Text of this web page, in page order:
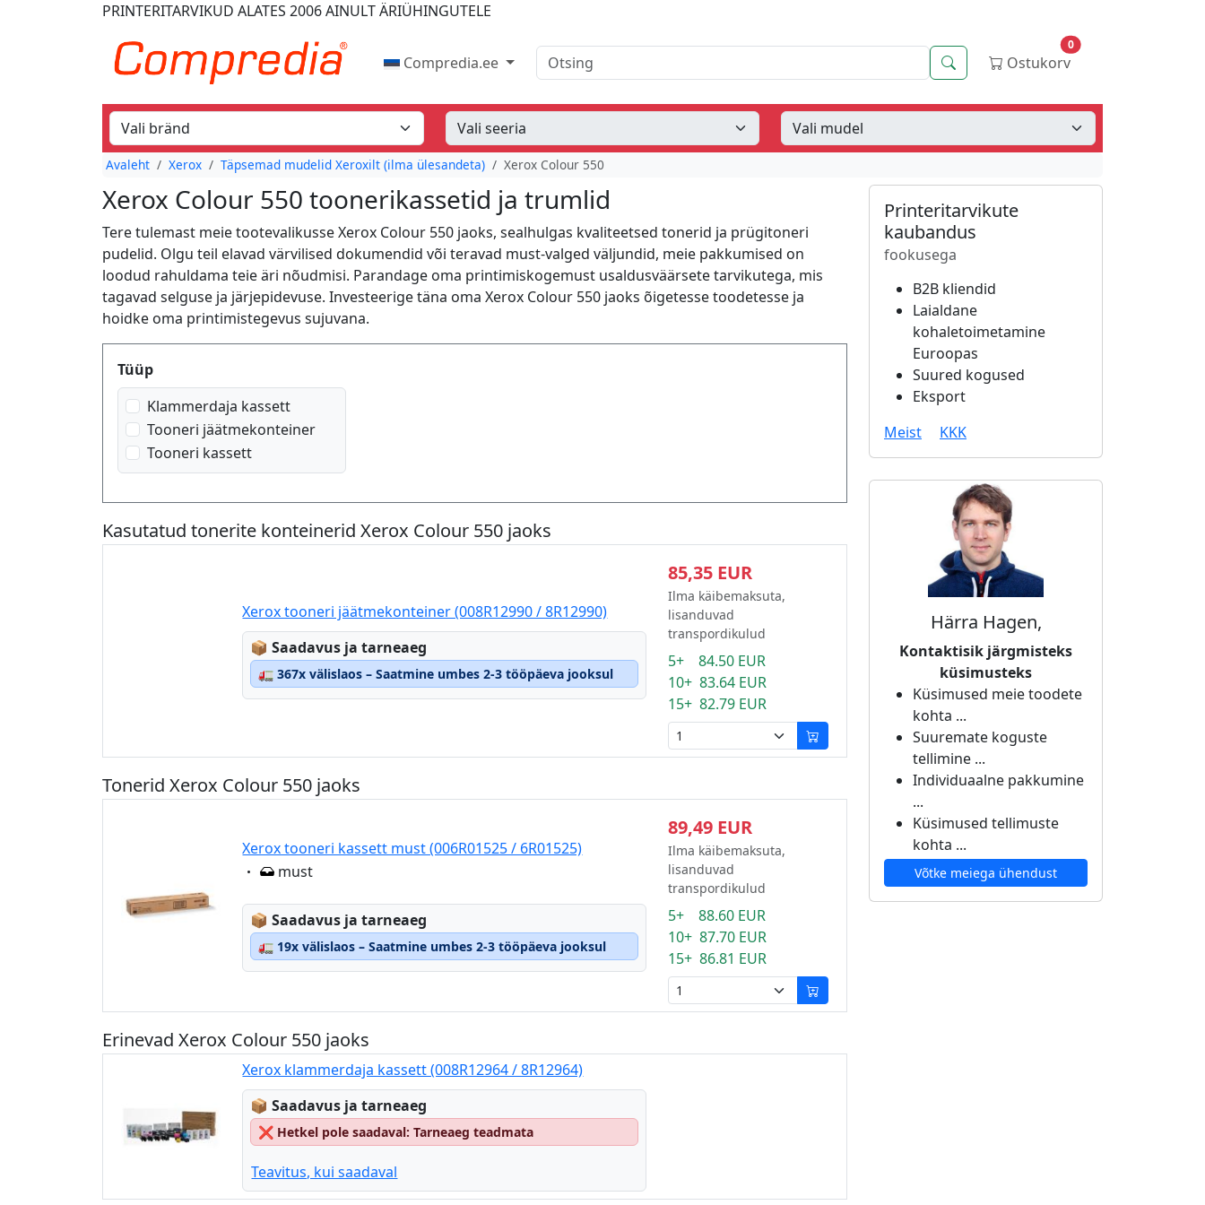
PRINTERITARVIKUD ALATES 2006AINULT ÄRIÜHINGUTELE
Compredia.ee Otsing Otsing Ostukorv
0
Avaleht Xerox Täpsemad mudelid Xeroxilt (ilma ülesandeta) Xerox Colour 550
Xerox Colour 550 toonerikassetid ja trumlid
Tere tulemast meie tootevalikusse Xerox Colour 550 jaoks, sealhulgas kvaliteetsed tonerid ja prügitoneri
pudelid. Olgu teil elavad värvilised dokumendid või teravad must-valged väljundid, meie pakkumised on
loodud rahuldama teie äri nõudmisi. Parandage oma printimiskogemust usaldusväärsete tarvikutega, mis
tagavad selguse ja järjepidevuse. Investeerige täna oma Xerox Colour 550 jaoks õigetesse toodetesse ja
hoidke oma printimistegevus sujuvana.
Produktfilter
Tüüp
Klammerdaja kassett
Tooneri jäätmekonteiner
Tooneri kassett
Kasutatud tonerite konteinerid Xerox Colour 550 jaoks
Xerox tooneri jäätmekonteiner (008R12990 / 8R12990)
📦Lagerstatus:
Saadavus ja tarneaeg
🚛 367x välislaos – Saatmine umbes 2-3 tööpäeva jooksul
85,35 EUR
Ilma käibemaksuta,
lisanduvad
transpordikulud
5+ 84.50 EUR
10+ 83.64 EUR
15+ 82.79 EUR
Tonerid Xerox Colour 550 jaoks
Xerox tooneri kassett must (006R01525 / 6R01525)
Eigenschaft:
must
📦Lagerstatus:
Saadavus ja tarneaeg
🚛 19x välislaos – Saatmine umbes 2-3 tööpäeva jooksul
89,49 EUR
Ilma käibemaksuta,
lisanduvad
transpordikulud
5+ 88.60 EUR
10+ 87.70 EUR
15+ 86.81 EUR
Erinevad Xerox Colour 550 jaoks
Xerox klammerdaja kassett (008R12964 / 8R12964)
📦Lagerstatus:
Saadavus ja tarneaeg
❌ Hetkel pole saadaval: Tarneaeg teadmata
Teavitus, kui saadaval
Printeritarvikute
kaubandus
fookusega
B2B kliendid
Laialdane
kohaletoimetamine
Euroopas
Suured kogused
Eksport
Meist
KKK
Härra Hagen,
Kontaktisik järgmisteks
küsimusteks
Küsimused meie toodete
kohta ...
Suuremate koguste
tellimine ...
Individuaalne pakkumine
...
Küsimused tellimuste
kohta ...
Võtke meiega ühendust